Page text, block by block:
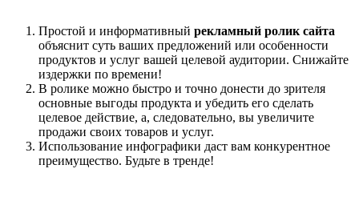
Простой и информативный рекламный ролик сайта
объяснит суть ваших предложений или особенности
продуктов и услуг вашей целевой аудитории. Снижайте
издержки по времени!
В ролике можно быстро и точно донести до зрителя
основные выгоды продукта и убедить его сделать
целевое действие, а, следовательно, вы увеличите
продажи своих товаров и услуг.
Использование инфографики даст вам конкурентное
преимущество. Будьте в тренде!